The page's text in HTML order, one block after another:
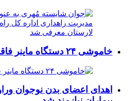
خاموشی ۲۴ دستگاه ماینر فاقد مجوز در لامرد
اهدای اعضای بدن نوجوان